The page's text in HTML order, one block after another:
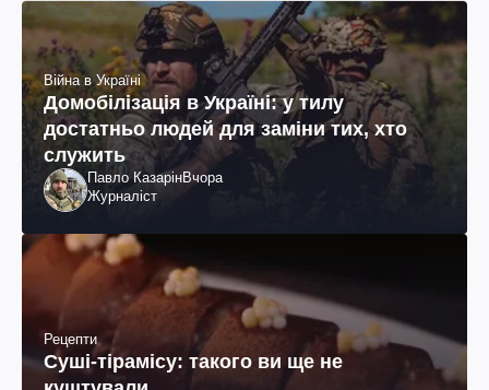
Війна в Україні
Домобілізація в Україні: у тилу
достатньо людей для заміни тих, хто
служить
Павло КазарінВчора
Журналіст
Рецепти
Суші-тірамісу: такого ви ще не